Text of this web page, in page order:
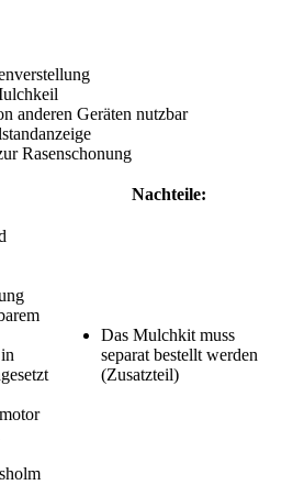
anderen Geräten nutzbar
Rasenschonung
Nachteile:
Das Mulchkit muss
separat bestellt werden
(Zusatzteil)